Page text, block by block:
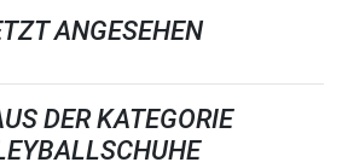
ANGESEHEN
DER KATEGORIE